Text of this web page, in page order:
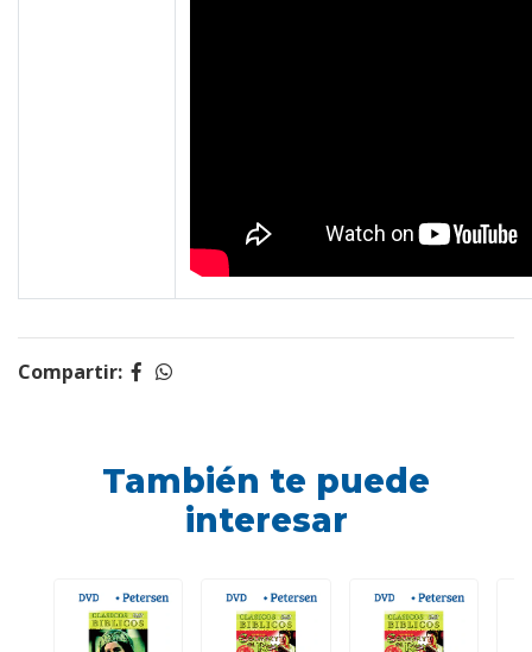
Compartir:
También te puede
interesar